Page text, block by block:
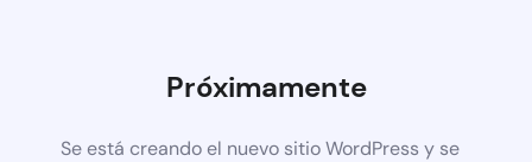
Próximamente
Se está creando el nuevo sitio WordPress y se